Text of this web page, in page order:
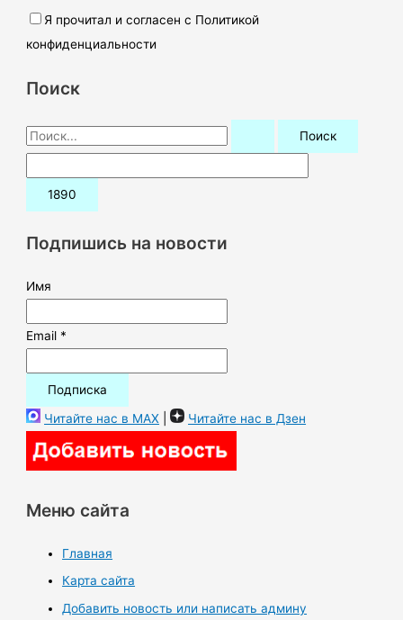
Я прочитал и согласен с Политикой
конфиденциальности
Поиск
П
о
и
:Подпишись на новости
Имя
Email *
Читайте нас в MAX | Читайте нас в Дзен
Меню сайта
Главная
Карта сайта
Добавить новость или написать админу